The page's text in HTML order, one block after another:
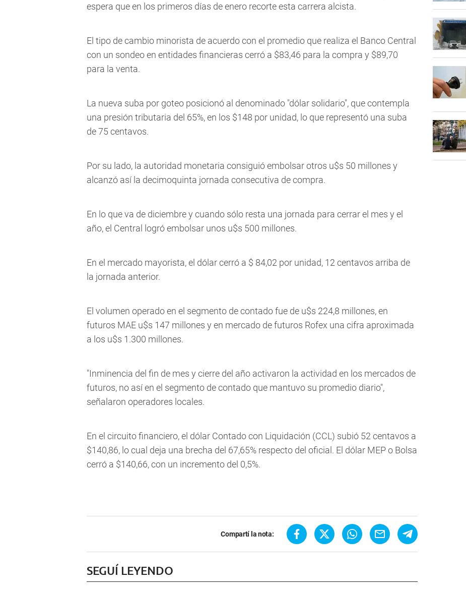
espera que en los primeros días de enero recorte esta carrera alcista.
El tipo de cambio minorista de acuerdo con el promedio que realiza el Banco Central
con un sondeo en entidades financieras cerró a $83,46 para la compra y $89,70
para la venta.
La nueva suba por goteo posicionó al denominado "dólar solidario", que contempla
una presión tributaria del 65%, en los $148 por unidad, lo que representó una suba
de 75 centavos.
Por su lado, la autoridad monetaria consiguió embolsar otros u$s 50 millones y
alcanzó así la decimoquinta jornada consecutiva de compra.
En lo que va de diciembre y cuando sólo resta una jornada para cerrar el mes y el
año, el Central logró embolsar unos u$s 500 millones.
En el mercado mayorista, el dólar cerró a $ 84,02 por unidad, 12 centavos arriba de
la jornada anterior.
El volumen operado en el segmento de contado fue de u$s 224,8 millones, en
futuros MAE u$s 147 millones y en mercado de futuros Rofex una cifra aproximada
a los u$s 1.300 millones.
"Inminencia del fin de mes y cierre del año activaron la actividad en los mercados de
futuros, no así en el segmento de contado que mantuvo su promedio diario",
señalaron operadores locales.
En el circuito financiero, el dólar Contado con Liquidación (CCL) subió 52 centavos a
$140,86, lo cual deja una brecha del 67,65% respecto del oficial. El dólar MEP o Bolsa
cerró a $140,66, con un incremento del 0,5%.
Compartí la nota:
SEGUÍ LEYENDO